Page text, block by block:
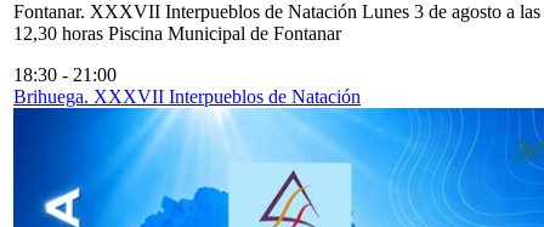
Fontanar. XXXVII Interpueblos de Natación Lunes 3 de agosto a las
12,30 horas Piscina Municipal de Fontanar
18:30 - 21:00
Brihuega. XXXVII Interpueblos de Natación